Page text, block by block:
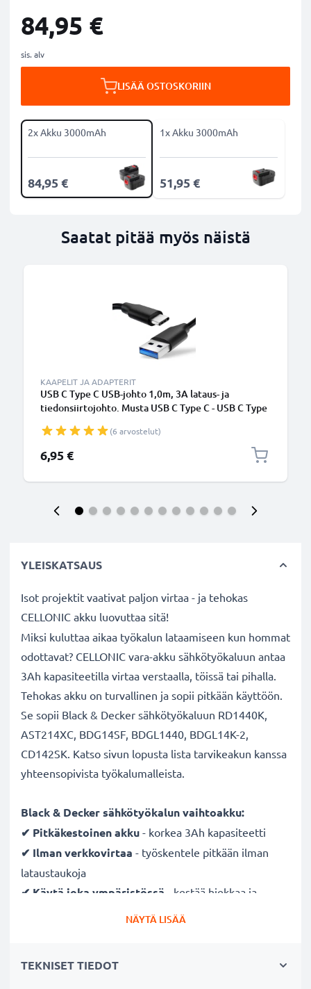
84,95 €
sis. alv
LISÄÄ OSTOSKORIIN
2x Akku 3000mAh
84,95 €
1x Akku 3000mAh
51,95 €
Saatat pitää myös näistä
KAAPELIT JA ADAPTERIT
USB C Type C USB-johto 1,0m, 3A lataus- ja
tiedonsiirtojohto. Musta USB C Type C - USB C Type
(6 arvostelut)
6,95 €
YLEISKATSAUS
Isot projektit vaativat paljon virtaa - ja tehokas
CELLONIC akku luovuttaa sitä!
Miksi kuluttaa aikaa työkalun lataamiseen kun hommat
odottavat? CELLONIC vara-akku sähkötyökaluun antaa
3Ah kapasiteetilla virtaa verstaalla, töissä tai pihalla.
Tehokas akku on turvallinen ja sopii pitkään käyttöön.
Se sopii Black & Decker sähkötyökaluun RD1440K,
AST214XC, BDG14SF, BDGL1440, BDGL14K-2,
CD142SK. Katso sivun lopusta lista tarvikeakun kanssa
yhteensopivista työkalumalleista.
Black & Decker sähkötyökalun vaihtoakku:
✔ Pitkäkestoinenakku - korkea 3Ah kapasiteetti
✔ Ilman verkkovirtaa - työskentele pitkään ilman
lataustaukoja
✔ Käytä joka ympäristössä
- kestää hiekkaa ja
✔ Täysi teho useidenkin latauskertojen jälkeen
NÄYTÄ LISÄÄ
TEKNISET TIEDOT